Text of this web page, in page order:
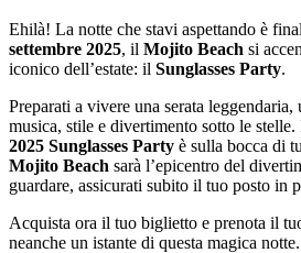
Ehilà! La notte che stavi aspettando è
settembre 2025, il Mojito Beach si
iconico dell’estate: il Sunglasses Party.
Preparati a vivere una serata leggendaria,
musica, stile e divertimento sotto le stelle.
2025 Sunglasses Party è sulla bocca di
Mojito Beach sarà l’epicentro del
guardare, assicurati subito il tuo posto in
Acquista ora il tuo biglietto e prenota il
neanche un istante di questa magica notte.